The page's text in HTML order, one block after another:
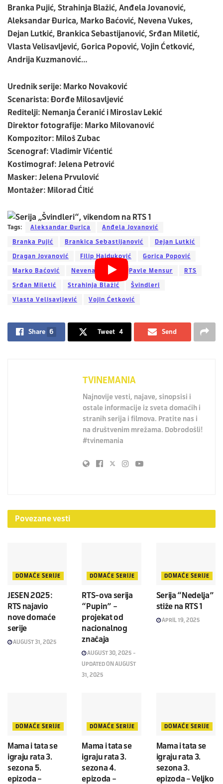
Branka Pujić, Strahinja Blažić, Anđela Jovanović,
Aleksandar Đurica, Marko Baćović, Nevena Vukes,
Dejan Lutkić, Brankica Sebastijanović, Srđan Miletić,
Vlasta Velisavljević, Gorica Popović, Vojin Ćetković,
Andrija Kuzmanović…
Urednik serije: Marko Novaković
Scenarista: Đorđe Milosavljević
Reditelji: Nemanja Ćeranić i Miroslav Lekić
Direktor fotografije: Marko Milovanović
Kompozitor: Miloš Zubac
Scenograf: Vladimir Vićentić
Kostimograf: Jelena Petrović
Masker: Jelena Prvulović
Montažer: Milorad Ćitić
Tags: Aleksandar Đurica Anđela Jovanović
Branka Pujić Brankica Sebastijanović Dejan Lutkić
Dragan Jovanović Filip Hajduković Gorica Popović
Marko Baćović Nevena Vukes Pavle Mensur RTS
Srđan Miletić Strahinja Blažić Švindleri
Vlasta Velisavljević Vojin Ćetković
Share 6 Tweet 4 Send
TVINEMANIA
Najnovije vesti, najave, sinopsisi i
ostale informacije iz sveta domaćih i
stranih serija i filmova. Pratite nas i
na društvenim mrežama. Dobrodošli!
#tvinemania
Povezanevesti
DOMAĆE SERIJE
JESEN 2025:
RTS najavio
nove domaće
serije
AUGUST 31, 2025
DOMAĆE SERIJE
RTS-ova serija
“Pupin” –
projekat od
nacionalnog
značaja
AUGUST 30, 2025 -
UPDATED ON AUGUST
31, 2025
DOMAĆE SERIJE
Serija “Nedelja”
stiže na RTS 1
APRIL 19, 2025
DOMAĆE SERIJE
Mama i tata se
igraju rata 3.
sezona 5.
epizoda –
DOMAĆE SERIJE
Mama i tata se
igraju rata 3.
sezona 4.
epizoda –
DOMAĆE SERIJE
Mama i tata se
igraju rata 3.
sezona 3.
epizoda – Veljko